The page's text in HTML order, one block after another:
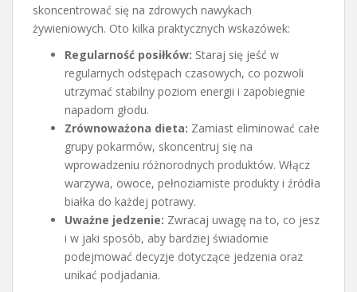
skoncentrować się na zdrowych nawykach
żywieniowych. Oto kilka praktycznych wskazówek:
Regularność posiłków: Staraj się jeść w
regularnych odstępach czasowych, co pozwoli
utrzymać stabilny poziom energii i zapobiegnie
napadom głodu.
Zrównoważona dieta: Zamiast eliminować całe
grupy pokarmów, skoncentruj się na
wprowadzeniu różnorodnych produktów. Włącz
warzywa, owoce, pełnoziarniste produkty i źródła
białka do każdej potrawy.
Uważne jedzenie: Zwracaj uwagę na to, co jesz
i w jaki sposób, aby bardziej świadomie
podejmować decyzje dotyczące jedzenia oraz
unikać podjadania.